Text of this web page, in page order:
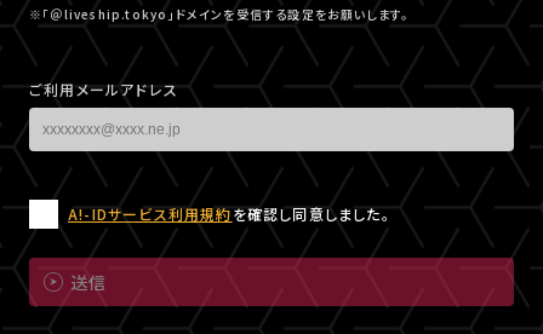
※「＠liveship.tokyo」ドメインを受信する設定をお願いします。
ご利用メールアドレス
A!-IDサービス利用規約を確認し同意しました。
送信